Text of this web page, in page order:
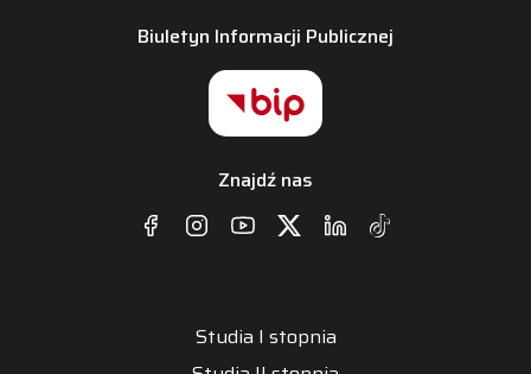
Biuletyn Informacji Publicznej
Znajdź nas
Studia I stopnia